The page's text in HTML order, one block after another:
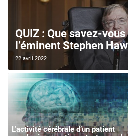
QUIZ : Que savez-
l’éminent Stephen
22 avril 2022
L’activité cérébrale d’un patient